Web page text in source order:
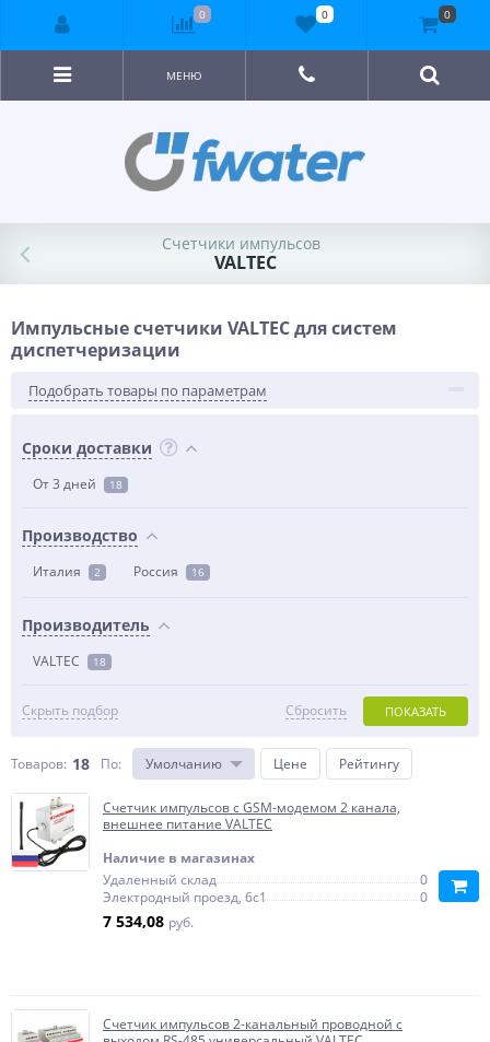
МЕНЮ
Счетчики импульсов
VALTEC
Импульсные счетчики VALTEC для систем
диспетчеризации
Подобрать товары по параметрам
Сроки доставки
От 3 дней 18
Производство
Италия 2 Россия 16
Производитель
VALTEC 18
Скрыть подбор ПОКАЗАТЬ
Сбросить
Товаров: 18 По: Умолчанию Цене Рейтингу
Счетчик импульсов c GSM-модемом 2 канала,
внешнее питание VALTEC
Наличие в магазинах
Удаленный склад
0
Электродный проезд, 6с1
0
7 534,08 руб.
Счетчик импульсов 2-канальный проводной c
0 0 0